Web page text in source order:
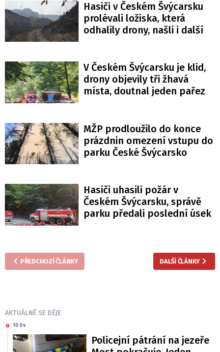
Hasiči v Českém Švýcarsku
prolévali ložiska, která
odhalily drony, našli i další
V Českém Švýcarsku je klid,
drony objevily tři žhavá
místa, doutnal jeden pařez
MŽP prodloužilo do konce
prázdnin omezení vstupu do
parku České Švýcarsko
Hasiči uhasili požár v
Českém Švýcarsku, správě
parku předali poslední úsek
PŘEDCHOZÍ ČLÁNKY DALŠÍ ČLÁNKY
AKTUÁLNĚ SE DĚJE
10:04
Policejní pátrání na jezeře